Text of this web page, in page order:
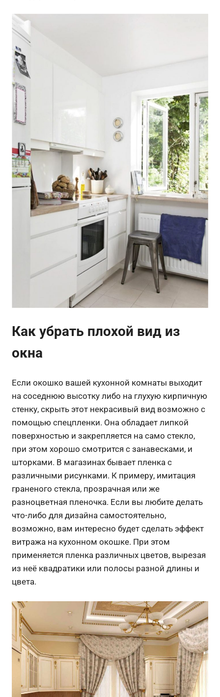
Как убрать плохой вид из
окна
Если окошко вашей кухонной комнаты выходит
на соседнюю высотку либо на глухую кирпичную
стенку, скрыть этот некрасивый вид возможно с
помощью спецпленки. Она обладает липкой
поверхностью и закрепляется на само стекло,
при этом хорошо смотрится с занавесками, и
шторками. В магазинах бывает пленка с
различными рисунками. К примеру, имитация
граненого стекла, прозрачная или же
разноцветная пленочка. Если вы любите делать
что-либо для дизайна самостоятельно,
возможно, вам интересно будет сделать эффект
витража на кухонном окошке. При этом
применяется пленка различных цветов, вырезая
из неё квадратики или полосы разной длины и
цвета.